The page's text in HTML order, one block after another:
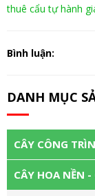
thuê cẩu tự hành
Bình luận:
DANH MỤC
CÂY CÔNG
CÂY HOA NỀN